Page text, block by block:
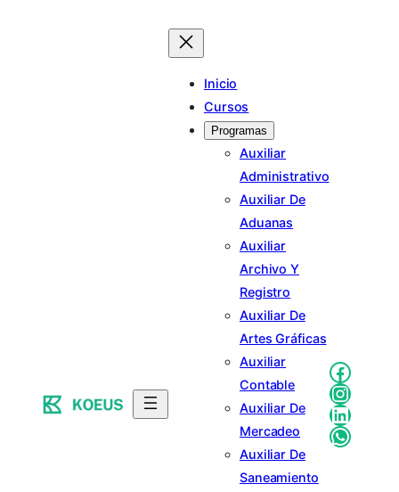
Inicio
Cursos
Programas
Auxiliar
Administrativo
Auxiliar De
Aduanas
Auxiliar
Archivo Y
Registro
Auxiliar De
Artes Gráficas
Auxiliar
Contable
Auxiliar De
Mercadeo
Auxiliar De
Saneamiento